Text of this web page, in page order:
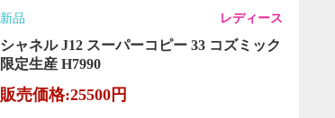
新品 レディース
シャネル J12 スーパーコピー 33 コズミック
限定生産 H7990
販売価格:25500円